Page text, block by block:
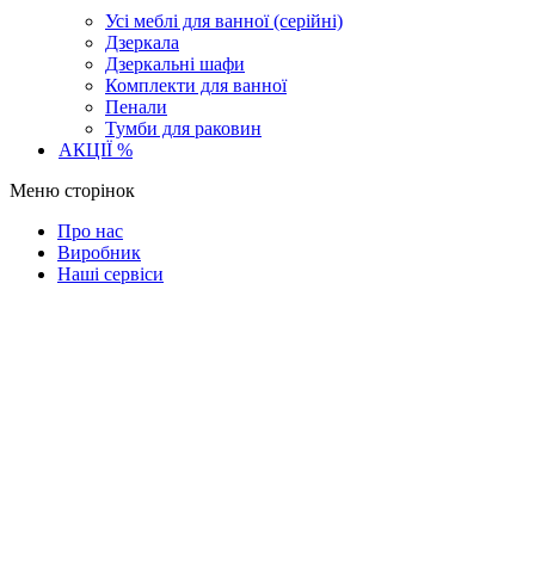
Усі меблі для ванної (серійні)
Дзеркала
Дзеркальні шафи
Комплекти для ванної
Пенали
Тумби для раковин
АКЦІЇ %
Меню сторінок
Про нас
Виробник
Наші сервіси